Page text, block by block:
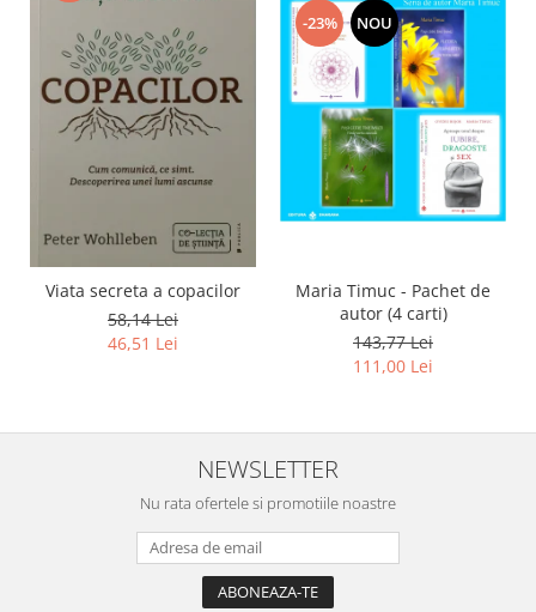
Viata secreta a copacilor
58,14 Lei
46,51 Lei
-23% NOU
Maria Timuc - Pachet de
autor (4 carti)
143,77 Lei
111,00 Lei
NEWSLETTER
Nu rata ofertele si promotiile noastre